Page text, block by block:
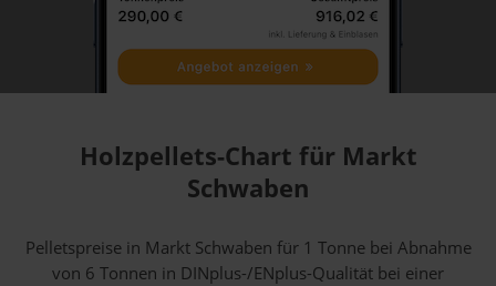
Holzpellets-Chart für Markt
Schwaben
Pelletspreise in Markt Schwaben für 1 Tonne bei Abnahme
von 6 Tonnen in DINplus-/ENplus-Qualität bei einer